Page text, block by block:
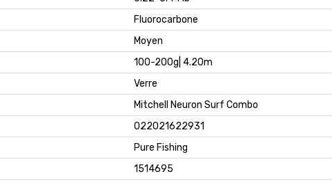
Fluorocarbone
Moyen
100-200g| 4.20m
Verre
Mitchell Neuron Surf Combo
022021622931
Pure Fishing
1514695